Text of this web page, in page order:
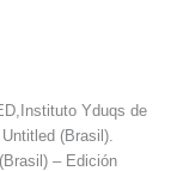
Yduqs de
(Brasil).
– Edición